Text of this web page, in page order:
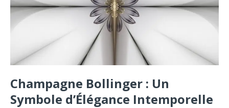
Champagne Bollinger : Un
Symbole d’Élégance Intemporelle